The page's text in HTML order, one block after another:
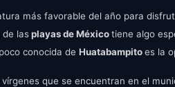
más favorable del año para
de lasplayas de Méxicotiene algo
conocida de Huatabampitoes la
que se encuentran en el